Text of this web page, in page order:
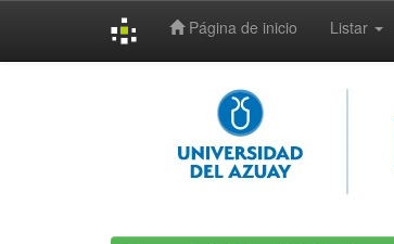
Página de inicio Listar